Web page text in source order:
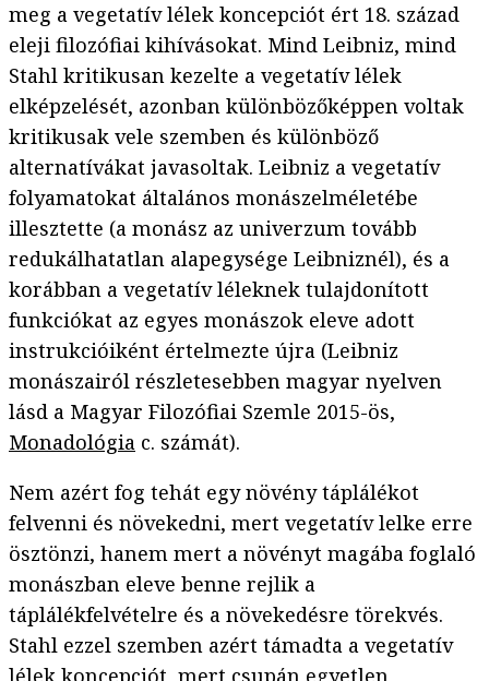
meg a vegetatív lélek koncepciót ért 18. század
eleji filozófiai kihívásokat. Mind Leibniz, mind
Stahl kritikusan kezelte a vegetatív lélek
elképzelését, azonban különbözőképpen voltak
kritikusak vele szemben és különböző
alternatívákat javasoltak. Leibniz a vegetatív
folyamatokat általános monászelméletébe
illesztette (a monász az univerzum tovább
redukálhatatlan alapegysége Leibniznél), és a
korábban a vegetatív léleknek tulajdonított
funkciókat az egyes monászok eleve adott
instrukcióiként értelmezte újra (Leibniz
monászairól részletesebben magyar nyelven
lásd a Magyar Filozófiai Szemle 2015-ös,
Monadológia c. számát).
Nem azért fog tehát egy növény táplálékot
felvenni és növekedni, mert vegetatív lelke erre
ösztönzi, hanem mert a növényt magába foglaló
monászban eleve benne rejlik a
táplálékfelvételre és a növekedésre törekvés.
Stahl ezzel szemben azért támadta a vegetatív
lélek koncepciót, mert csupán egyetlen